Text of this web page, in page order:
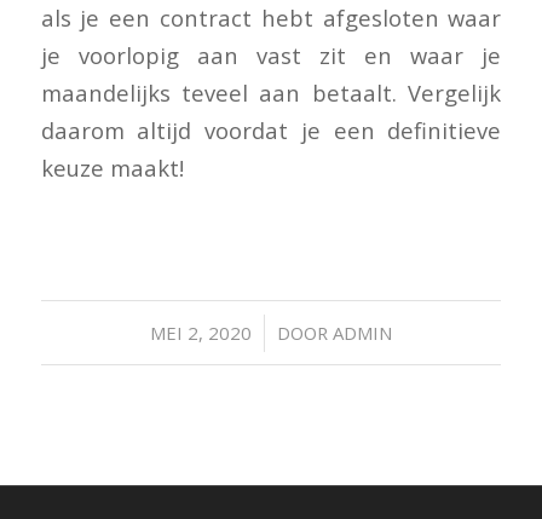
als je een contract hebt afgesloten waar
je voorlopig aan vast zit en waar je
maandelijks teveel aan betaalt. Vergelijk
daarom altijd voordat je een definitieve
keuze maakt!
MEI 2, 2020
/ DOOR ADMIN